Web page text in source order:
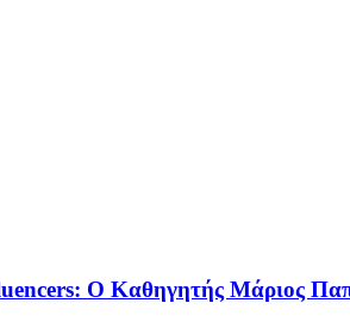
Ο Καθηγητής Μάριος